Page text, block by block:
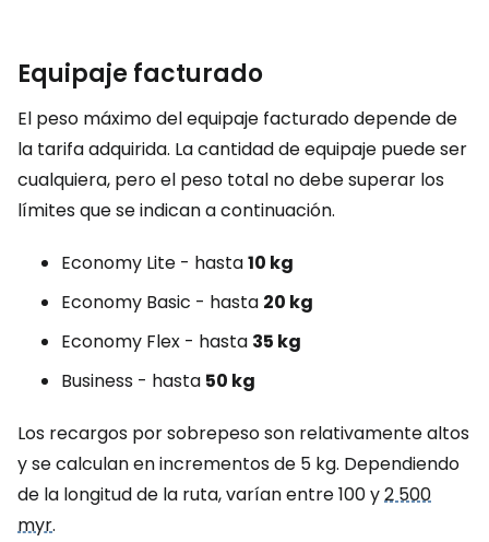
Equipaje facturado
El peso máximo del equipaje facturado depende de
la tarifa adquirida. La cantidad de equipaje puede ser
cualquiera, pero el peso total no debe superar los
límites que se indican a continuación.
Economy Lite - hasta10 kg
Economy Basic - hasta 20 kg
Economy Flex - hasta 35 kg
Business - hasta 50 kg
Los recargos por sobrepeso son relativamente altos
y se calculan en incrementos de 5 kg. Dependiendo
de la longitud de la ruta, varían entre 100 y2 500
myr.